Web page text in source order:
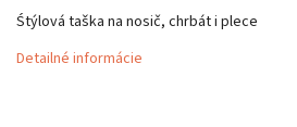
Śtýlová taška na nosič, chrbát i plece
Detailné informácie